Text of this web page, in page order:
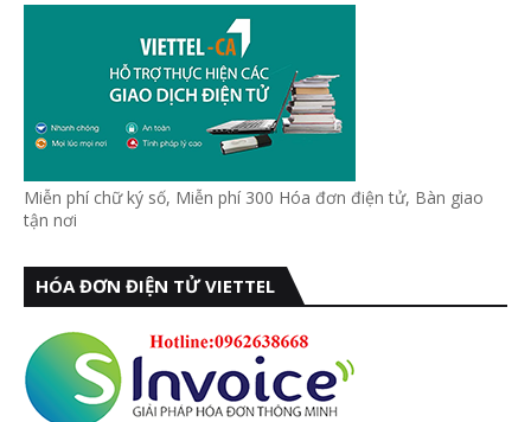
Miễn phí chữ ký số, Miễn phí 300 Hóa đơn điện tử, Bàn giao
tận nơi
HÓA ĐƠN ĐIỆN TỬ VIETTEL